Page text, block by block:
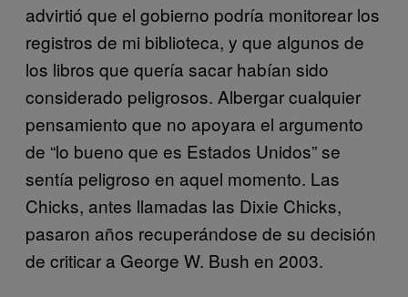
advirtió que el gobierno podría monitorear los
registros de mi biblioteca, y que algunos de
los libros que quería sacar habían sido
considerado peligrosos. Albergar cualquier
pensamiento que no apoyara el argumento
de “lo bueno que es Estados Unidos” se
sentía peligroso en aquel momento. Las
Chicks, antes llamadas las Dixie Chicks,
pasaron años recuperándose de su decisión
de criticar a George W. Bush en 2003.